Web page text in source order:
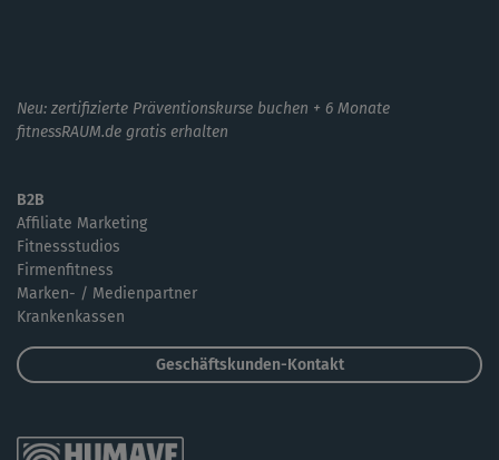
Neu: zertifizierte Präventionskurse buchen + 6 Monate
fitnessRAUM.de gratis erhalten
B2B
Affiliate Marketing
Fitnessstudios
Firmenfitness
Marken- / Medienpartner
Krankenkassen
Geschäftskunden-Kontakt